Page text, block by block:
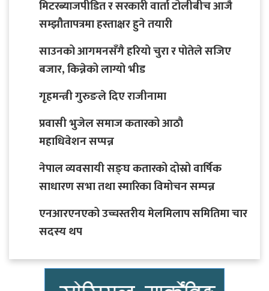
मिटरब्याजपीडित र सरकारी वार्ता टोलीबीच आजै
सम्झौतापत्रमा हस्ताक्षर हुने तयारी
साउनको आगमनसँगै हरियो चुरा र पोतेले सजिए
बजार, किन्नेको लाग्यो भीड
गृहमन्त्री गुरुङले दिए राजीनामा
प्रवासी भुजेल समाज कतारको आठाै
महाधिवेशन सप्पन्न
नेपाल व्यवसायी सङ्घ कतारको दोस्रो वार्षिक
साधारण सभा तथा स्मारिका विमोचन सम्पन्न
एनआरएनएको उच्चस्तरीय मेलमिलाप समितिमा चार
सदस्य थप